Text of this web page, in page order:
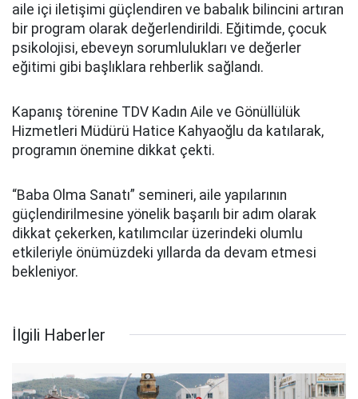
aile içi iletişimi güçlendiren ve babalık bilincini artıran
bir program olarak değerlendirildi. Eğitimde, çocuk
psikolojisi, ebeveyn sorumlulukları ve değerler
eğitimi gibi başlıklara rehberlik sağlandı.
Kapanış törenine TDV Kadın Aile ve Gönüllülük
Hizmetleri Müdürü Hatice Kahyaoğlu da katılarak,
programın önemine dikkat çekti.
“Baba Olma Sanatı” semineri, aile yapılarının
güçlendirilmesine yönelik başarılı bir adım olarak
dikkat çekerken, katılımcılar üzerindeki olumlu
etkileriyle önümüzdeki yıllarda da devam etmesi
bekleniyor.
İlgili Haberler